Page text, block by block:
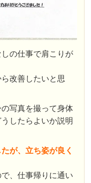
の仕事で肩こりが
改善したいと思
写真を撮って身体
したらよいか説明
が、立ち姿が良く
、仕事帰りに通い